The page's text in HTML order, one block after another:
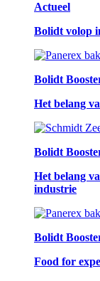
Actueel
Bolidt volop
Bolidt
Het belang
Bolidt
Het belang
industrie
Bolidt
Food for